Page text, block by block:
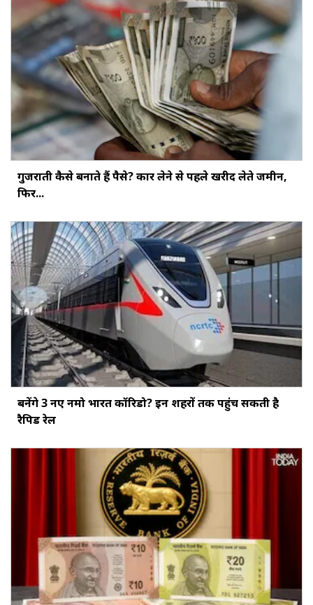
गुजराती कैसे बनाते हैं पैसे? कार लेने से पहले खरीद लेते जमीन,
फिर...
बनेंगे 3 नए नमो भारत कॉरिडो? इन शहरों तक पहुंच सकती है
रैपिड रेल